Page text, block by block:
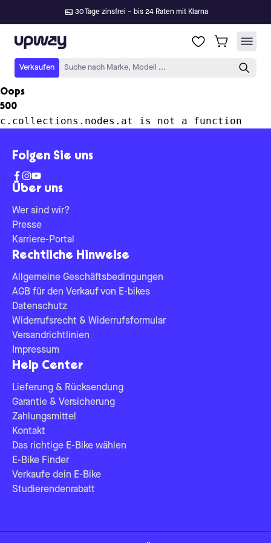
30 Tage zinsfrei – bis 24 Raten mit Klarna
Upway
Verkaufen Suche nach Marke, Modell ...
Oops
500
c.collections.nodes.at is not a function
Über uns
Wer sind wir?
Presse
Karriere-Portal
Rechtliche Hinweise
Allgemeine Geschäftsbedingungen
AGB für den Verkauf von E-bikes
Datenschutz
Widerrufsrecht & Widerrufsformular
Versandrichtlinien
Impressum
Help Center
Lieferung & Rücksendung
Garantie & Versicherung
Zahlungsmittel
Kontakt
Das richtige E-Bike wählen
E-Bike Finder
Verkaufe dein E-Bike
Studierendenrabatt
Folgen Sie uns